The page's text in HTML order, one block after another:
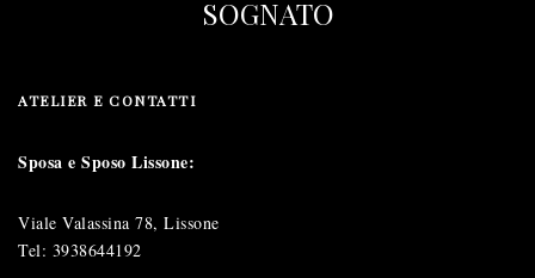
SOGNATO
ATELIER E CONTATTI
Sposa e Sposo Lissone:
Viale Valassina 78, Lissone
Tel: 3938644192